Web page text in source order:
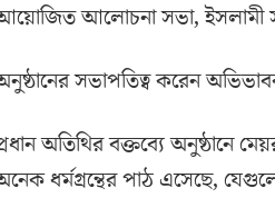
আলোচনা সভা, ইসলামী
সভাপতিত্ব করেন
অতিথির বক্তব্যে অনুষ্ঠানে
ধর্মগ্রন্থের পাঠ এসেছে,